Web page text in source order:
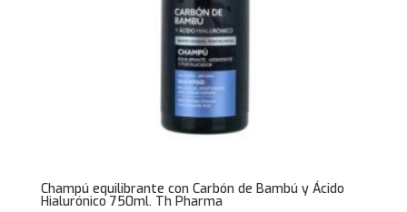
Champú equilibrante con Carbón de Bambú y Ácido
Hialurónico 750ml. Th Pharma